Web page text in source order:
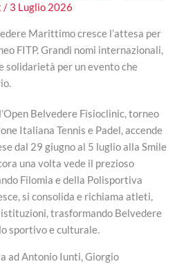
/ 3 Luglio 2026
Marittimo cresce l’attesa per
FITP. Grandi nomi internazionali,
solidarietà per un evento che
Belvedere Fisioclinic, torneo
Italiana Tennis e Padel, accende
dal 29 giugno al 5 luglio alla Smile
una volta vede il prezioso
Filomia e della Polisportiva
si consolida e richiama atleti,
trasformando Belvedere
sportivo e culturale.
ad Antonio Iunti, Giorgio